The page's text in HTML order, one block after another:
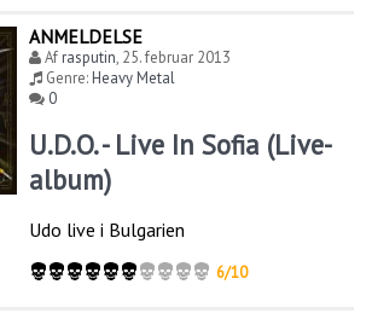
ANMELDELSE
Afrasputin, 25. februar 2013
Genre:Heavy Metal
0
U.D.O. - Live In Sofia (Live-
album)
Udo live i Bulgarien
6/10